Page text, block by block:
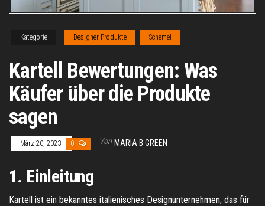
Kategorie Designer Produkte Schemel
Kartell Bewertungen: Was
Käufer über die Produkte
sagen
März 20, 2023 0 Von MARIA B GREEN
1. Einleitung
Kartell ist ein bekanntes italienisches Designunternehmen, das für